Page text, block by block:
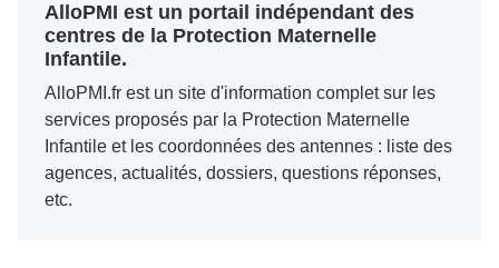
AlloPMI est un portail indépendant des
centres de la Protection Maternelle
Infantile.
AlloPMI.fr est un site d'information complet sur les
services proposés par la Protection Maternelle
Infantile et les coordonnées des antennes : liste des
agences, actualités, dossiers, questions réponses,
etc.